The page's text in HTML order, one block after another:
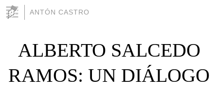
ANTÓN CASTRO
ALBERTO SALCEDO
RAMOS: UN DIÁLOGO